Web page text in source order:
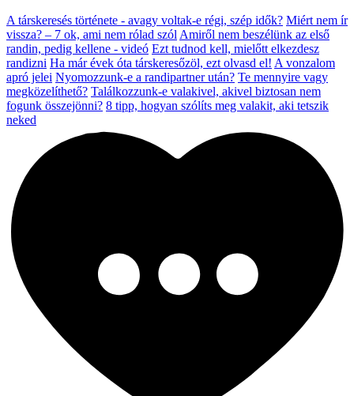
A társkeresés története - avagy voltak-e régi, szép idők? Miért nem ír
vissza? – 7 ok, ami nem rólad szól Amiről nem beszélünk az első
randin, pedig kellene - videó Ezt tudnod kell, mielőtt elkezdesz
randizni Ha már évek óta társkeresőzöl, ezt olvasd el! A vonzalom
apró jelei Nyomozzunk-e a randipartner után? Te mennyire vagy
megközelíthető? Találkozzunk-e valakivel, akivel biztosan nem
fogunk összejönni? 8 tipp, hogyan szólíts meg valakit, aki tetszik
neked